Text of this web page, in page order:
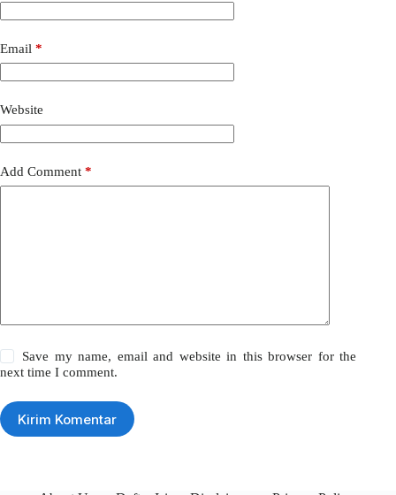
Email *
Website
Add Comment *
Save my name, email and website in this browser for the
next time I comment.
Kirim Komentar